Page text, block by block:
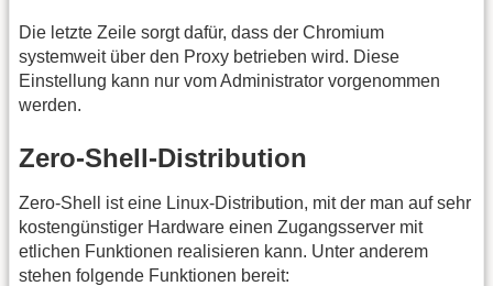
Die letzte Zeile sorgt dafür, dass der Chromium
systemweit über den Proxy betrieben wird. Diese
Einstellung kann nur vom Administrator vorgenommen
werden.
Zero-Shell-Distribution
Zero-Shell ist eine Linux-Distribution, mit der man auf sehr
kostengünstiger Hardware einen Zugangsserver mit
etlichen Funktionen realisieren kann. Unter anderem
stehen folgende Funktionen bereit: